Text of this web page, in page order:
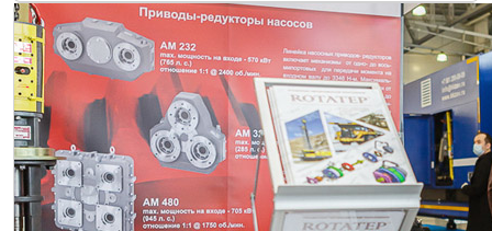
20-я Юбилейная выставка PCVExpo: рост
посетительского интереса, расширение
выставочной экспозиции.